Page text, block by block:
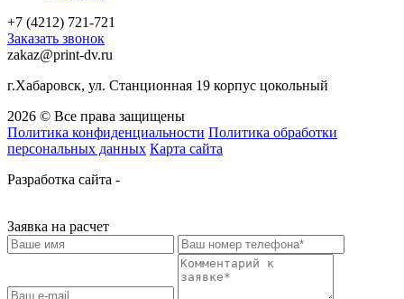
+7 (4212) 721-721
Заказать звонок
zakaz@print-dv.ru
г.Хабаровск, ул. Станционная 19 корпус цокольный
2026 © Все права защищены
Политика конфиденциальности Политика обработки
персональных данных Карта сайта
Разработка сайта -
Заявка на расчет